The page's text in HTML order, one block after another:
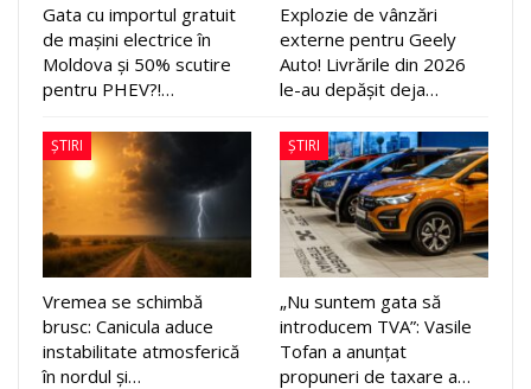
Gata cu importul gratuit
de mașini electrice în
Moldova și 50% scutire
pentru PHEV?!…
Explozie de vânzări
externe pentru Geely
Auto! Livrările din 2026
le-au depășit deja…
ȘTIRI
Vremea se schimbă
brusc: Canicula aduce
instabilitate atmosferică
în nordul și…
ȘTIRI
„Nu suntem gata să
introducem TVA”: Vasile
Tofan a anunțat
propuneri de taxare a…